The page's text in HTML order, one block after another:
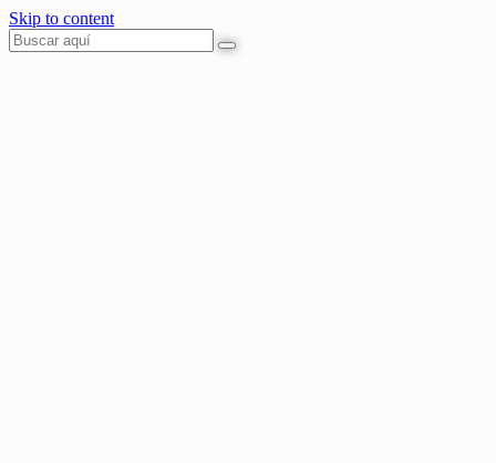
Skip to content